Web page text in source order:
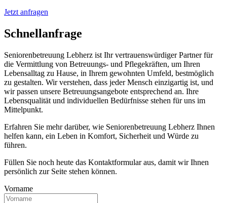
Jetzt anfragen
Schnell­anfrage
Seniorenbetreuung Lebherz ist Ihr vertrauenswürdiger Partner für
die Vermittlung von Betreuungs- und Pflegekräften, um Ihren
Lebensalltag zu Hause, in Ihrem gewohnten Umfeld, bestmöglich
zu gestalten. Wir verstehen, dass jeder Mensch einzigartig ist, und
wir passen unsere Betreuungsangebote entsprechend an. Ihre
Lebensqualität und individuellen Bedürfnisse stehen für uns im
Mittelpunkt.
Erfahren Sie mehr darüber, wie Seniorenbetreuung Lebherz Ihnen
helfen kann, ein Leben in Komfort, Sicherheit und Würde zu
führen.
Füllen Sie noch heute das Kontaktformular aus, damit wir Ihnen
persönlich zur Seite stehen können.
Vorname